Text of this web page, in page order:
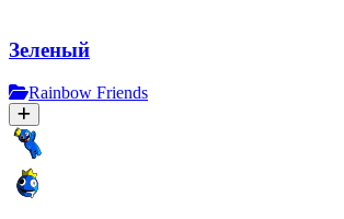
Зеленый
Rainbow Friends